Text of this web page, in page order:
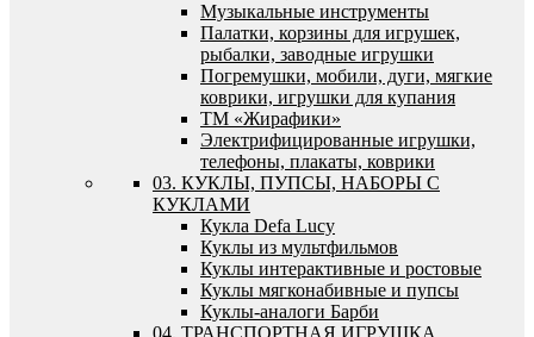
Музыкальные инструменты
Палатки, корзины для игрушек,
рыбалки, заводные игрушки
Погремушки, мобили, дуги, мягкие
коврики, игрушки для купания
ТМ «Жирафики»
Электрифицированные игрушки,
телефоны, плакаты, коврики
03. КУКЛЫ, ПУПСЫ, НАБОРЫ С
КУКЛАМИ
Кукла Defa Lucy
Куклы из мультфильмов
Куклы интерактивные и ростовые
Куклы мягконабивные и пупсы
Куклы-аналоги Барби
04. ТРАНСПОРТНАЯ ИГРУШКА